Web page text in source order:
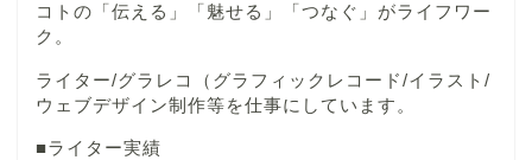
コトの「伝える」「魅せる」「つなぐ」がライフワー
ク。
ライター/グラレコ（グラフィックレコード/イラスト/
ウェブデザイン制作等を仕事にしています。
■ライター実績